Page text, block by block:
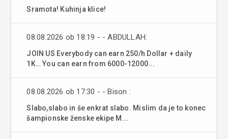
Sramota! Kuhinja klice!
08.08.2026 ob 18:19 - - ABDULLAH:
JOIN US Everybody can earn 250/h Dollar + daily
1K… You can earn from 6000-12000...
08.08.2026 ob 17:30 - - Bison :
Slabo,slabo in še enkrat slabo. Mislim da je to konec
šampionske ženske ekipe M...